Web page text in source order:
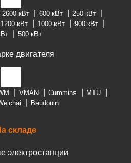
2600 кВт 600 кВт
250 кВт
1200 кВт 1000 кВт
900 кВт
500 кВт
двигателя
VMAN Cummins
MTU
Baudouin
складе
электростанции